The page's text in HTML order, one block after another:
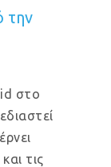
την
στο
τις